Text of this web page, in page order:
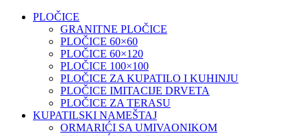
PLOČICE
GRANITNE PLOČICE
PLOČICE 60×60
PLOČICE 60×120
PLOČICE 100×100
PLOČICE ZA KUPATILO I KUHINJU
PLOČICE IMITACIJE DRVETA
PLOČICE ZA TERASU
KUPATILSKI NAMEŠTAJ
ORMARIĆI SA UMIVAONIKOM